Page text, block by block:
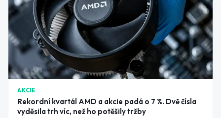
AKCIE
Rekordní kvartál AMD a akcie padá o 7 %. Dvě čísla
vyděsila trh víc, než ho potěšily tržby